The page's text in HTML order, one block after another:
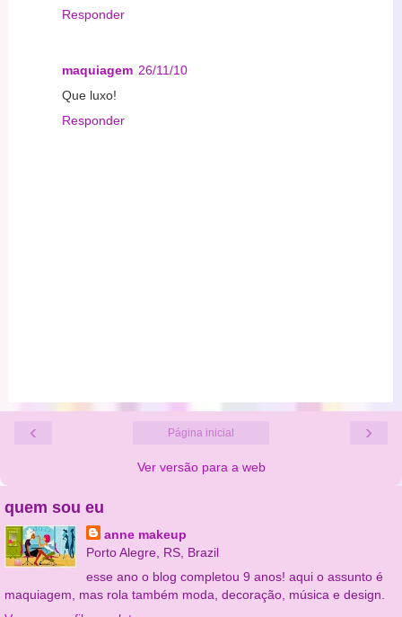
Responder
maquiagem 26/11/10
Que luxo!
Responder
‹ ›
Página inicial
Ver versão para a web
quem sou eu
anne makeup
Porto Alegre, RS, Brazil
esse ano o blog completou 9 anos! aqui o assunto é
maquiagem, mas rola também moda, decoração, música e design.